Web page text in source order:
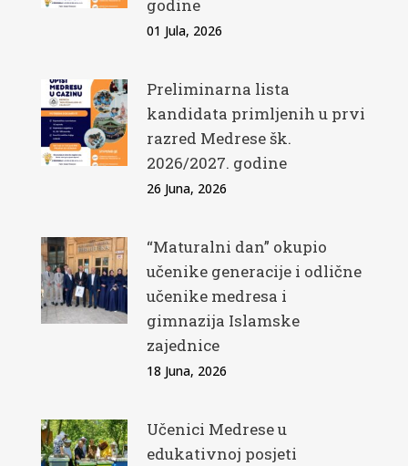
godine
01 Jula, 2026
Preliminarna lista
kandidata primljenih u prvi
razred Medrese šk.
2026/2027. godine
26 Juna, 2026
“Maturalni dan” okupio
učenike generacije i odlične
učenike medresa i
gimnazija Islamske
zajednice
18 Juna, 2026
Učenici Medrese u
edukativnoj posjeti